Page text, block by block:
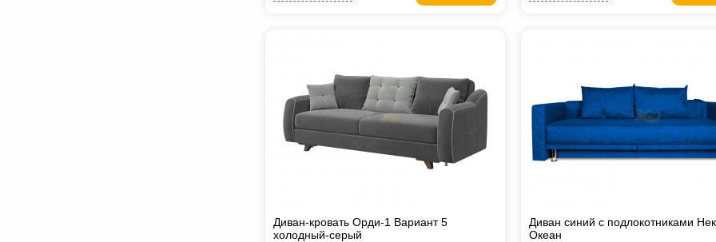
Диван-кровать Орди-1 Вариант 5
холодный-серый
Диван синий с подлокотниками
Океан